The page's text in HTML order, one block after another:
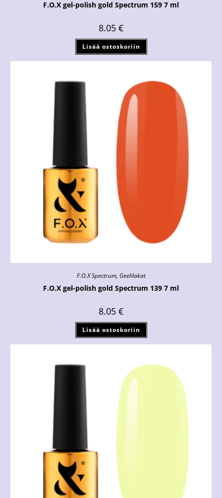
F.O.X gel-polish gold Spectrum 159 7 ml
8.05 €
Lisää ostoskoriin
F.O.X Spectrum, Geelilakat
F.O.X gel-polish gold Spectrum 139 7 ml
8.05 €
Lisää ostoskoriin